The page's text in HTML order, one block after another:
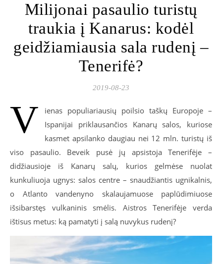
Milijonai pasaulio turistų
traukia į Kanarus: kodėl
geidžiamiausia sala rudenį –
Tenerifė?
2019-08-23
V
ienas populiariausių poilsio taškų Europoje –
Ispanijai priklausančios Kanarų salos, kuriose
kasmet apsilanko daugiau nei 12 mln. turistų iš
viso pasaulio. Beveik pusė jų apsistoja Tenerifėje –
didžiausioje iš Kanarų salų, kurios gelmėse nuolat
kunkuliuoja ugnys: salos centre – snaudžiantis ugnikalnis,
o Atlanto vandenyno skalaujamuose paplūdimiuose
išsibarstęs vulkaninis smėlis. Aistros Tenerifėje verda
ištisus metus: ką pamatyti į salą nuvykus rudenį?